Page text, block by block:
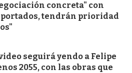
concreta" con
tendrán prioridad
seguirá yendo a Felipe
2055, con las obras que